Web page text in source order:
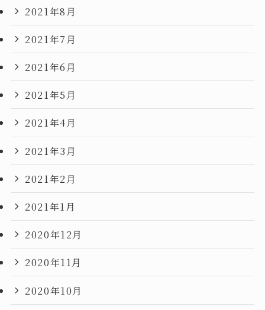
2021年8月
2021年7月
2021年6月
2021年5月
2021年4月
2021年3月
2021年2月
2021年1月
2020年12月
2020年11月
2020年10月